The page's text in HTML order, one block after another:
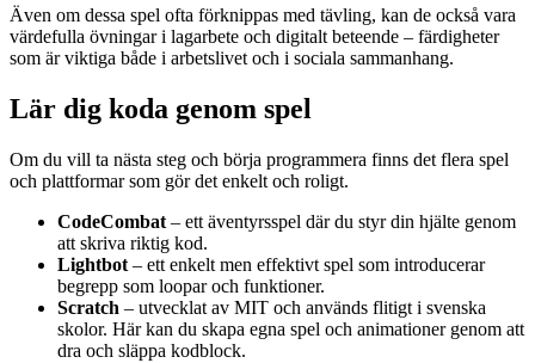
Även om dessa spel ofta förknippas med tävling, kan de också vara
värdefulla övningar i lagarbete och digitalt beteende – färdigheter
som är viktiga både i arbetslivet och i sociala sammanhang.
Lär dig koda genom spel
Om du vill ta nästa steg och börja programmera finns det flera spel
och plattformar som gör det enkelt och roligt.
CodeCombat – ett äventyrsspel där du styr din hjälte genom
att skriva riktig kod.
Lightbot – ett enkelt men effektivt spel som introducerar
begrepp som loopar och funktioner.
Scratch – utvecklat av MIT och används flitigt i svenska
skolor. Här kan du skapa egna spel och animationer genom att
dra och släppa kodblock.